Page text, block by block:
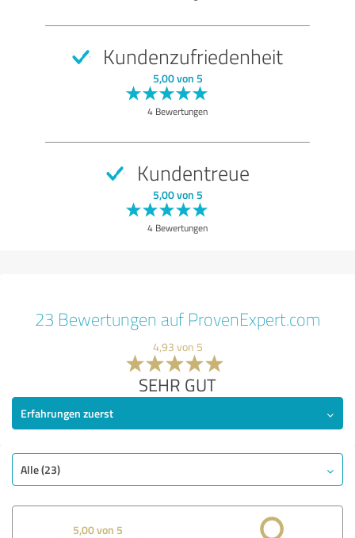
Kundenzufriedenheit
5,00 von 5
4 Bewertungen
Kundentreue
5,00 von 5
4 Bewertungen
23 Bewertungen auf ProvenExpert.com
4,93 von 5
SEHR GUT
Erfahrungen zuerst
Alle (23)
5,00 von 5